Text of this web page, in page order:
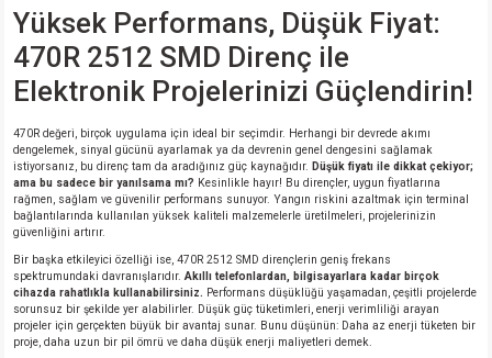
Yüksek Performans, Düşük Fiyat:
470R 2512 SMD Direnç ile
Elektronik Projelerinizi Güçlendirin!
470R değeri, birçok uygulama için ideal bir seçimdir. Herhangi bir devrede akımı
dengelemek, sinyal gücünü ayarlamak ya da devrenin genel dengesini sağlamak
istiyorsanız, bu direnç tam da aradığınız güç kaynağıdır.
Düşük fiyatı ile dikkat çekiyor;
ama bu sadece bir yanılsama mı? Kesinlikle hayır! Bu dirençler, uygun fiyatlarına
rağmen, sağlam ve güvenilir performans sunuyor. Yangın riskini azaltmak için terminal
bağlantılarında kullanılan yüksek kaliteli malzemelerle üretilmeleri, projelerinizin
güvenliğini artırır.
Bir başka etkileyici özelliği ise, 470R 2512 SMD dirençlerin geniş frekans
spektrumundaki davranışlarıdır. Akıllı telefonlardan, bilgisayarlara kadar birçok
cihazda rahatlıkla kullanabilirsiniz. Performans düşüklüğü yaşamadan, çeşitli projelerde
sorunsuz bir şekilde yer alabilirler. Düşük güç tüketimleri, enerji verimliliği arayan
projeler için gerçekten büyük bir avantaj sunar. Bunu düşünün: Daha az enerji tüketen bir
proje, daha uzun bir pil ömrü ve daha düşük enerji maliyetleri demek.